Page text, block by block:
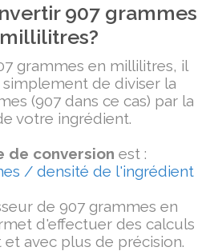
907 grammes
grammes en millilitres, il
de diviser la
(907 dans ce cas) par la
votre ingrédient.
de conversion est :
/ densité de l'ingrédient
de 907 grammes en
d'effectuer des calculs
avec plus de précision.